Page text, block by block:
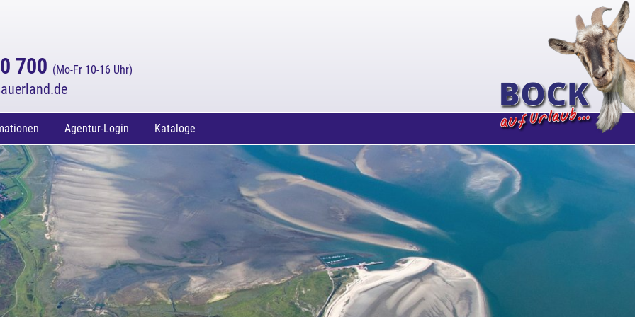
700 (Mo-Fr 10-16 Uhr)
Agentur-Login Kataloge
Lošinj